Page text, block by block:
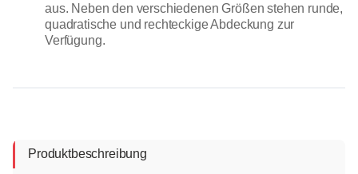
aus. Neben den verschiedenen Größen stehen runde,
quadratische und rechteckige Abdeckung zur
Verfügung.
Produktbeschreibung